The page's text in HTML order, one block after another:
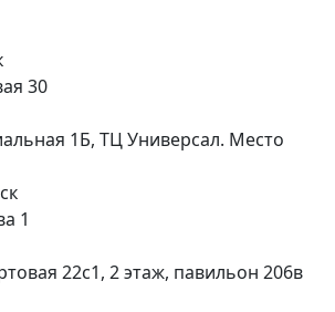
30
1Б, ТЦ Универсал. Место
1
22с1, 2 этаж, павильон 206в